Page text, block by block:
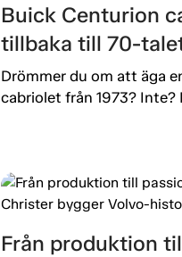
Buick Centurion
tillbaka till 70-
Drömmer du om att äga
cabriolet från 1973? Inte?
Från produktion